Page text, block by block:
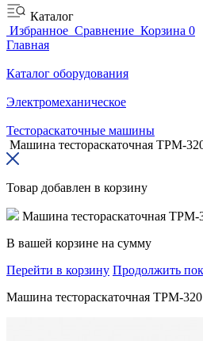
Каталог
Избранное Сравнение Корзина 0
Главная
Каталог оборудования
Электромеханическое
Тестораскаточные машины
Машина тестораскаточная ТРМ-
Товар добавлен в корзину
Машина тестораскаточная ТРМ-
В вашей корзине на сумму
Перейти в корзину Продолжить
Машина тестораскаточная ТРМ-320